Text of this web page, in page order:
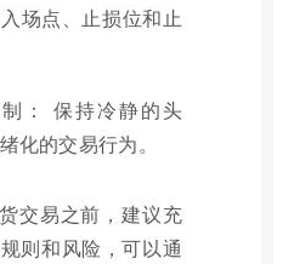
场点、止损位和止
： 保持冷静的头
化的交易行为。
交易之前，建议充
则和风险，可以通